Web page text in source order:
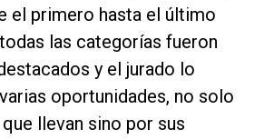
el primero hasta el último
las categorías fueron
y el jurado lo
oportunidades, no solo
llevan sino por sus